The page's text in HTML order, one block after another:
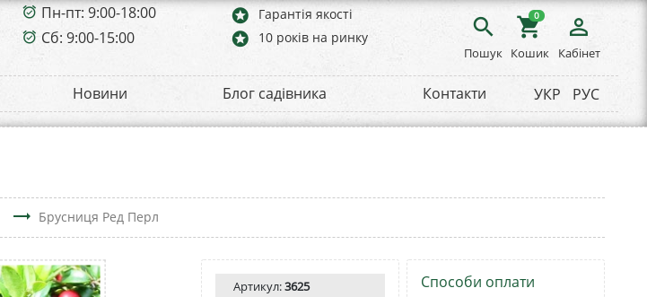
alarm_on Пн-пт: 9:00-18:00
alarm_on Сб: 9:00-15:00
stars Гарантія якості
stars 10 років на ринку search
Пошук
shopping_cart
0
Кошик
person_outline
Кабінет
Новини Блог садівника Контакти УКР РУС
trending_flat Брусниця Ред Перл
Артикул:3625 Способи оплати